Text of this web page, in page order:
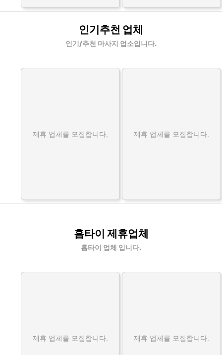
인기추천 업체
인기/추천 마사지 업소입니다.
제휴 업체를 모집합니다. 제휴 업체를 모집합니다.
홈타이 제휴업체
홈타이 업체 입니다.
제휴 업체를 모집합니다. 제휴 업체를 모집합니다.